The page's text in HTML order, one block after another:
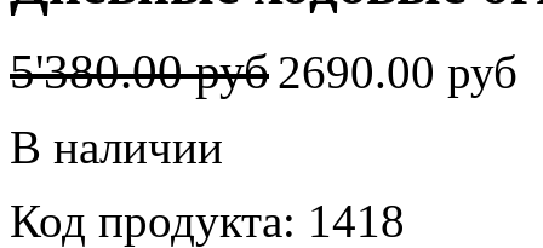
5'380.00 руб2690.00 руб
В наличии
Код продукта: 1418